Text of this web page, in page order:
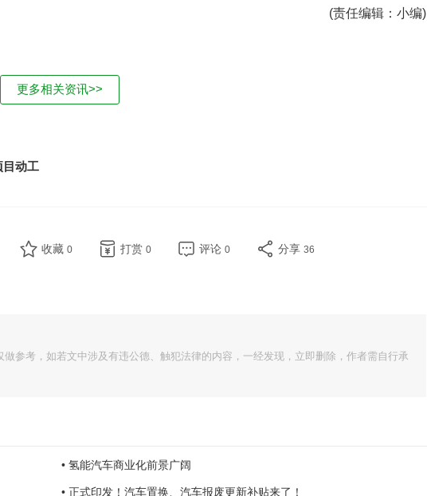
(责任编辑：小编)
更多相关资讯>>
目动工
收藏 0 打赏 0 评论 0 分享 36
参考，如若文中涉及有违公德、触犯法律的内容，一经发现，立即删除，作者需自行承
• 氢能汽车商业化前景广阔
• 正式印发！汽车置换、汽车报废更新补贴来了！